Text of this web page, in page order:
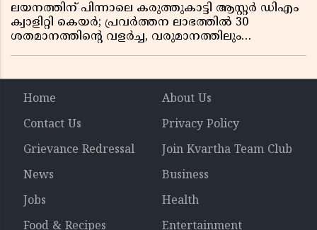
ലയനത്തിന് പിന്നാലെ കരുത്തുകാട്ടി ആസ്റ്റർ ഡിഎം
ക്വാളിറ്റി കെയർ; പ്രവർത്തന ലാഭത്തിൽ 30
ശതമാനത്തിൻ്റെ വളർച്ച, വരുമാനത്തിലും
Home
About Us
Contact Us
Privacy Policy
Grievance Redressal
Join Kvartha Team Club
News
Business
Jobs
Health
Food & Recipes
Entertainment